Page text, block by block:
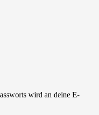
wird an deine E-